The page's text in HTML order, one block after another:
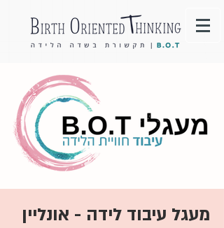
מעגל עיבוד לידה - אונליין